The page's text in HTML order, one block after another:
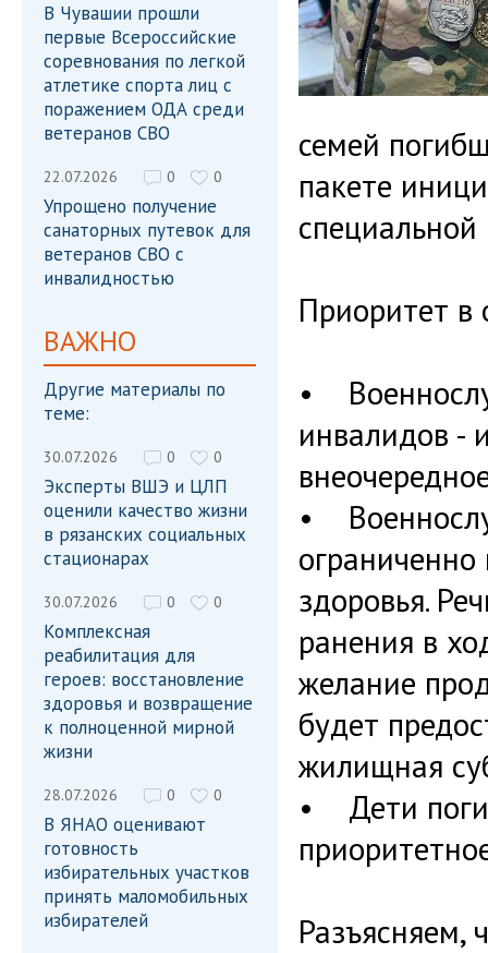
В Чувашии прошли
первые Всероссийские
соревнования по легкой
атлетике спорта лиц с
поражением ОДА среди
ветеранов СВО
22.07.2026 0 0
Упрощено получение
санаторных путевок для
ветеранов СВО с
инвалидностью
ВАЖНО
Другие материалы по
теме:
30.07.2026 0 0
Эксперты ВШЭ и ЦЛП
оценили качество жизни
в рязанских социальных
стационарах
30.07.2026 0 0
Комплексная
реабилитация для
героев: восстановление
здоровья и возвращение
к полноценной мирной
жизни
28.07.2026 0 0
В ЯНАО оценивают
готовность
избирательных участков
принять маломобильных
избирателей
семей
пакете
Приоритет в
•
инвалидов -
•
здоровья.
ранения в
желание
будет
жилищная
• Дети
Разъясняем,